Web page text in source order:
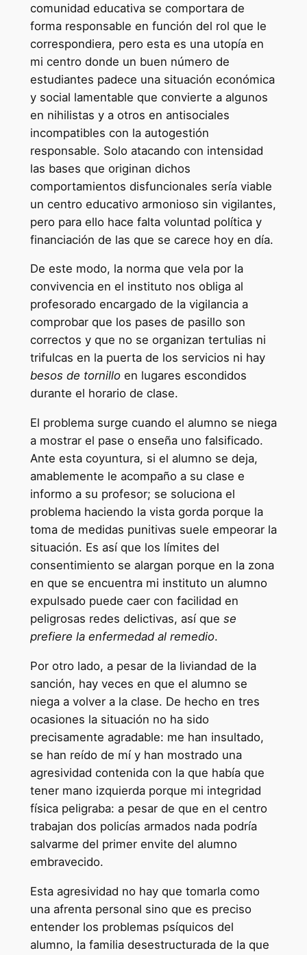
comunidad educativa se comportara de
forma responsable en función del rol que le
correspondiera, pero esta es una utopía en
mi centro donde un buen número de
estudiantes padece una situación económica
y social lamentable que convierte a algunos
en nihilistas y a otros en antisociales
incompatibles con la autogestión
responsable. Solo atacando con intensidad
las bases que originan dichos
comportamientos disfuncionales sería viable
un centro educativo armonioso sin vigilantes,
pero para ello hace falta voluntad política y
financiación de las que se carece hoy en día.
De este modo, la norma que vela por la
convivencia en el instituto nos obliga al
profesorado encargado de la vigilancia a
comprobar que los pases de pasillo son
correctos y que no se organizan tertulias ni
trifulcas en la puerta de los servicios ni hay
besos de tornilloen lugares escondidos
durante el horario de clase.
El problema surge cuando el alumno se niega
a mostrar el pase o enseña uno falsificado.
Ante esta coyuntura, si el alumno se deja,
amablemente le acompaño a su clase e
informo a su profesor; se soluciona el
problema haciendo la vista gorda porque la
toma de medidas punitivas suele empeorar la
situación. Es así que los límites del
consentimiento se alargan porque en la zona
en que se encuentra mi instituto un alumno
expulsado puede caer con facilidad en
peligrosas redes delictivas, así que se
prefiere la enfermedad al remedio.
Por otro lado, a pesar de la liviandad de la
sanción, hay veces en que el alumno se
niega a volver a la clase. De hecho en tres
ocasiones la situación no ha sido
precisamente agradable: me han insultado,
se han reído de mí y han mostrado una
agresividad contenida con la que había que
tener mano izquierda porque mi integridad
física peligraba: a pesar de que en el centro
trabajan dos policías armados nada podría
salvarme del primer envite del alumno
embravecido.
Esta agresividad no hay que tomarla como
una afrenta personal sino que es preciso
entender los problemas psíquicos del
alumno, la familia desestructurada de la que